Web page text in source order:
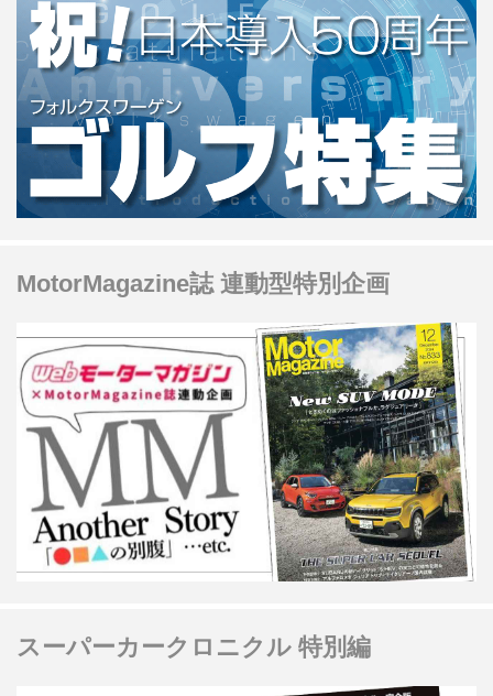
MotorMagazine誌 連動型特別企画
スーパーカークロニクル 特別編